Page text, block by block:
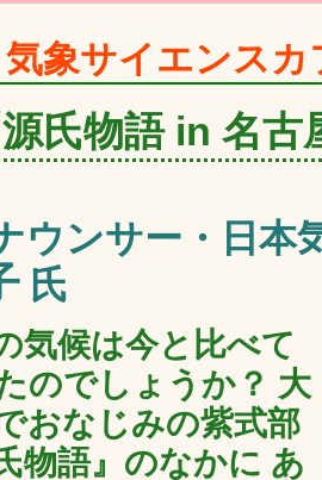
象サイエンス
氏物語 in 名古
ウンサー・日本
氏
気候は今と比べて
のでしょうか？ 大
おなじみの紫式部
物語』のなかに あ